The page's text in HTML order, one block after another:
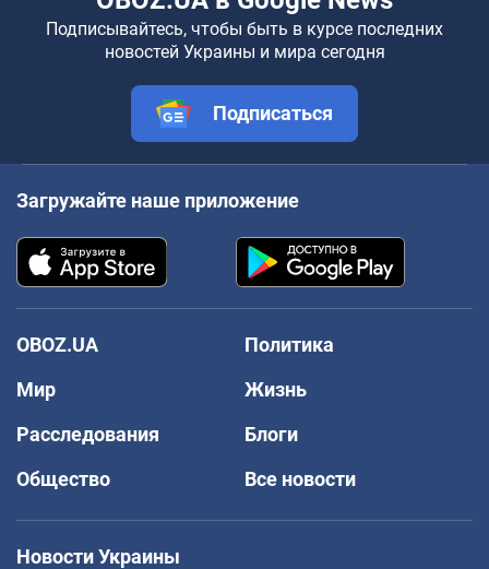
Подписывайтесь, чтобы быть в курсе последних
новостей Украины и мира сегодня
Подписаться
Загружайте наше приложение
OBOZ.UA
Политика
Мир
Жизнь
Расследования
Блоги
Общество
Все новости
Новости Украины